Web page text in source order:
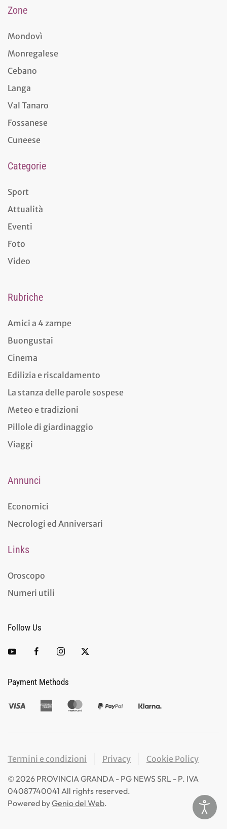
Zone
Mondovì
Monregalese
Cebano
Langa
Val Tanaro
Fossanese
Cuneese
Categorie
Sport
Attualità
Eventi
Foto
Video
Rubriche
Amici a 4 zampe
Buongustai
Cinema
Edilizia e riscaldamento
La stanza delle parole sospese
Meteo e tradizioni
Pillole di giardinaggio
Viaggi
Annunci
Economici
Necrologi ed Anniversari
Links
Oroscopo
Numeri utili
Follow Us
Payment Methods
Termini e condizioni Privacy
Cookie Policy
©2026 PROVINCIA GRANDA - PG NEWS SRL - P. IVA
04087740041 All rights reserved.
Powered byGenio del Web.